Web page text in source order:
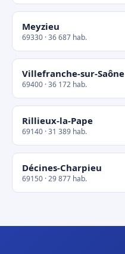
Meyzieu
69330 · 36 687 hab.
Villefranche-sur-Saône
69400 · 36 172 hab.
Rillieux-la-Pape
69140 · 31 389 hab.
Décines-Charpieu
69150 · 29 877 hab.